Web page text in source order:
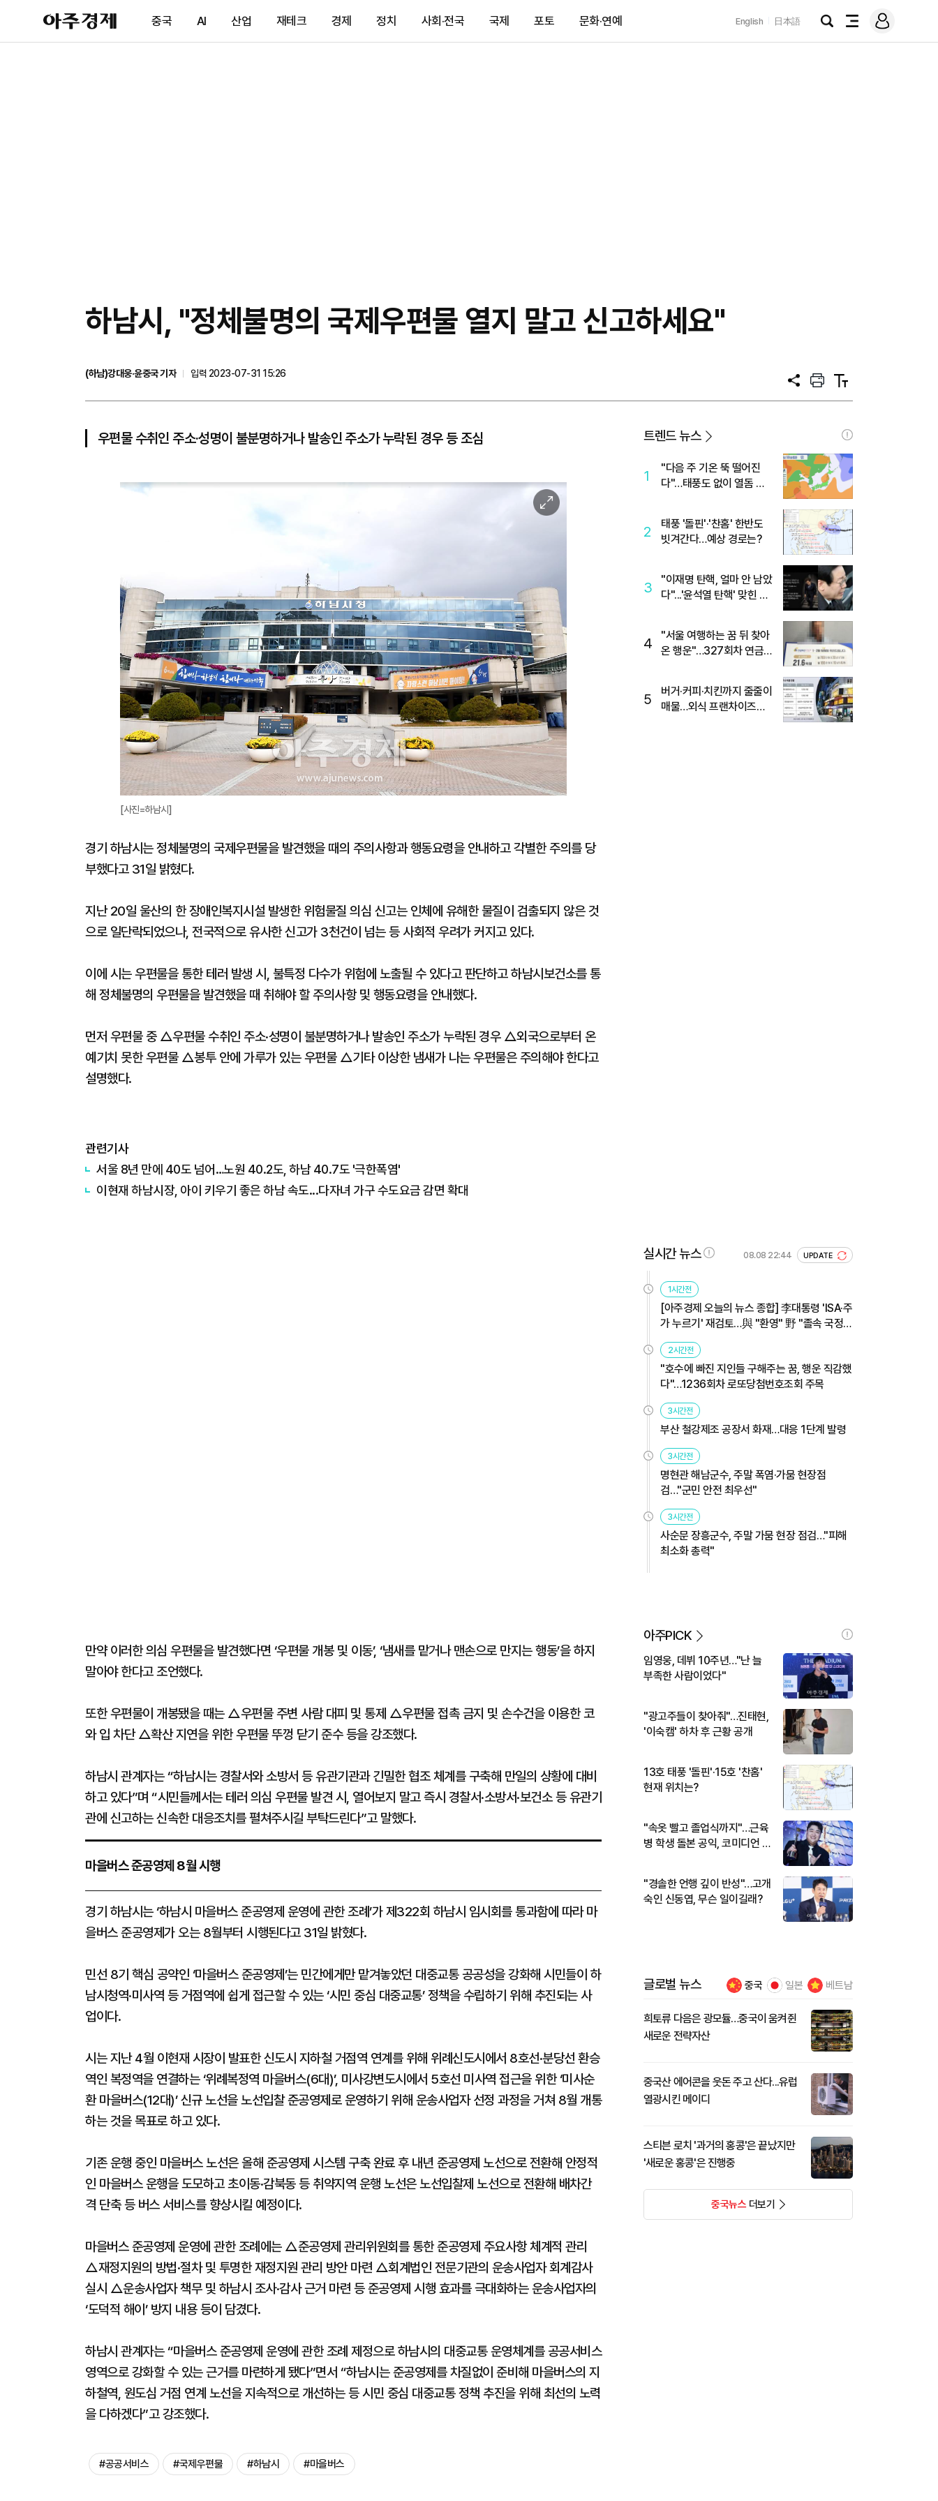
아
주
제
중국 AI 산업 재테크 경제 정치 사회·전국 국제 포토 문화·연예 English 日本語
검
전
메
그
하남시, "정체불명의 국제우편물 열지 말고 신고하세요"
(하남)강대웅·윤중국 기자
입력 2023-07-31 15:26
공
프
트
텍
트
우편물 수취인 주소·성명이 불분명하거나 발송인 주소가 누락된 경우 등 조심
이
미
[사진=하남시]
경기 하남시는 정체불명의 국제우편물을 발견했을 때의 주의사항과 행동요령을 안내하고 각별한 주의를 당
부했다고 31일 밝혔다.
지난 20일 울산의 한 장애인복지시설 발생한 위험물질 의심 신고는 인체에 유해한 물질이 검출되지 않은 것
으로 일단락되었으나, 전국적으로 유사한 신고가 3천건이 넘는 등 사회적 우려가 커지고 있다.
이에 시는 우편물을 통한 테러 발생 시, 불특정 다수가 위험에 노출될 수 있다고 판단하고 하남시보건소를 통
해 정체불명의 우편물을 발견했을 때 취해야 할 주의사항 및 행동요령을 안내했다.
먼저 우편물 중 △우편물 수취인 주소·성명이 불분명하거나 발송인 주소가 누락된 경우 △외국으로부터 온
예기치 못한 우편물 △봉투 안에 가루가 있는 우편물 △기타 이상한 냄새가 나는 우편물은 주의해야 한다고
설명했다.
관련기사
서울 8년 만에 40도 넘어…노원 40.2도, 하남 40.7도 '극한폭염'
이현재 하남시장, 아이 키우기 좋은 하남 속도...다자녀 가구 수도요금 감면 확대
만약 이러한 의심 우편물을 발견했다면 ‘우편물 개봉 및 이동’, ‘냄새를 맡거나 맨손으로 만지는 행동’을 하지
말아야 한다고 조언했다.
또한 우편물이 개봉됐을 때는 △우편물 주변 사람 대피 및 통제 △우편물 접촉 금지 및 손수건을 이용한 코
와 입 차단 △확산 지연을 위한 우편물 뚜껑 닫기 준수 등을 강조했다.
하남시 관계자는 “하남시는 경찰서와 소방서 등 유관기관과 긴밀한 협조 체계를 구축해 만일의 상황에 대비
하고 있다”며 “시민들께서는 테러 의심 우편물 발견 시, 열어보지 말고 즉시 경찰서·소방서·보건소 등 유관기
관에 신고하는 신속한 대응조치를 펼쳐주시길 부탁드린다”고 말했다.
마을버스 준공영제 8월 시행
경기 하남시는 ‘하남시 마을버스 준공영제 운영에 관한 조례’가 제322회 하남시 임시회를 통과함에 따라 마
을버스 준공영제가 오는 8월부터 시행된다고 31일 밝혔다.
민선 8기 핵심 공약인 ‘마을버스 준공영제’는 민간에게만 맡겨놓았던 대중교통 공공성을 강화해 시민들이 하
남시청역·미사역 등 거점역에 쉽게 접근할 수 있는 ‘시민 중심 대중교통’ 정책을 수립하기 위해 추진되는 사
업이다.
시는 지난 4월 이현재 시장이 발표한 신도시 지하철 거점역 연계를 위해 위례신도시에서 8호선·분당선 환승
역인 복정역을 연결하는 ‘위례복정역 마을버스(6대)’, 미사강변도시에서 5호선 미사역 접근을 위한 ‘미사순
환 마을버스(12대)’ 신규 노선을 노선입찰 준공영제로 운영하기 위해 운송사업자 선정 과정을 거쳐 8월 개통
하는 것을 목표로 하고 있다.
기존 운행 중인 마을버스 노선은 올해 준공영제 시스템 구축 완료 후 내년 준공영제 노선으로 전환해 안정적
인 마을버스 운행을 도모하고 초이동·감북동 등 취약지역 운행 노선은 노선입찰제 노선으로 전환해 배차간
격 단축 등 버스 서비스를 향상시킬 예정이다.
마을버스 준공영제 운영에 관한 조례에는 △준공영제 관리위원회를 통한 준공영제 주요사항 체계적 관리
△재정지원의 방법·절차 및 투명한 재정지원 관리 방안 마련 △회계법인 전문기관의 운송사업자 회계감사
실시 △운송사업자 책무 및 하남시 조사·감사 근거 마련 등 준공영제 시행 효과를 극대화하는 운송사업자의
‘도덕적 해이’ 방지 내용 등이 담겼다.
하남시 관계자는 “마을버스 준공영제 운영에 관한 조례 제정으로 하남시의 대중교통 운영체계를 공공서비스
영역으로 강화할 수 있는 근거를 마련하게 됐다”면서 “하남시는 준공영제를 차질없이 준비해 마을버스의 지
하철역, 원도심 거점 연계 노선을 지속적으로 개선하는 등 시민 중심 대중교통 정책 추진을 위해 최선의 노력
을 다하겠다”고 강조했다.
#공공서비스 #국제우편물 #하남시 #마을버스
트렌드 뉴스
1
"다음 주 기온 뚝 떨어진
다"…태풍도 없이 열돔 박
2
태풍 '돌핀'·'찬홈' 한반도
빗겨간다…예상 경로는?
3
"이재명 탄핵, 얼마 안 남았
다"...'윤석열 탄핵' 맞힌 무
4
"서울 여행하는 꿈 뒤 찾아
온 행운"…327회차 연금
5
버거·커피·치킨까지 줄줄이
매물…외식 프랜차이즈
실시간 뉴스 08.08 22:44 UPDATE
1시간전
[아주경제 오늘의 뉴스 종합] 李대통령 'ISA·주
가 누르기' 재검토…與 "환영" 野 "졸속 국정"
外
2시간전
"호수에 빠진 지인들 구해주는 꿈, 행운 직감했
다"…1236회차 로또당첨번호조회 주목
3시간전
부산 철강제조 공장서 화재…대응 1단계 발령
3시간전
명현관 해남군수, 주말 폭염·가뭄 현장점
검…"군민 안전 최우선"
3시간전
사순문 장흥군수, 주말 가뭄 현장 점검…"피해
최소화 총력"
아주PICK
임영웅, 데뷔 10주년…"난 늘
부족한 사람이었다"
"광고주들이 찾아줘"…진태현,
'이숙캠' 하차 후 근황 공개
13호 태풍 '돌핀'·15호 '찬홈'
현재 위치는?
"속옷 빨고 졸업식까지"…근육
병 학생 돌본 공익, 코미디언 김
"경솔한 언행 깊이 반성"…고개
숙인 신동엽, 무슨 일이길래?
글로벌 뉴스 중국 일본 베트남
희토류 다음은 광모듈…중국이 움켜쥔
새로운 전략자산
중국산 에어콘을 웃돈 주고 산다...유럽
열광시킨 메이디
스티븐 로치 '과거의 홍콩'은 끝났지만
'새로운 홍콩'은 진행중
중국뉴스더보기